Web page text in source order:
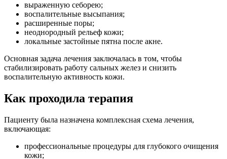
выраженную себорею;
воспалительные высыпания;
расширенные поры;
неоднородный рельеф кожи;
локальные застойные пятна после акне.
Основная задача лечения заключалась в том, чтобы
стабилизировать работу сальных желез и снизить
воспалительную активность кожи.
Как проходила терапия
Пациенту была назначена комплексная схема лечения,
включающая:
профессиональные процедуры для глубокого очищения
кожи;